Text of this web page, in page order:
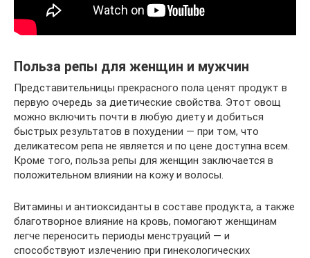
Польза репы для женщин и мужчин
Представительницы прекрасного пола ценят продукт в
первую очередь за диетические свойства. Этот овощ
можно включить почти в любую диету и добиться
быстрых результатов в похудении — при том, что
деликатесом репа не является и по цене доступна всем.
Кроме того, польза репы для женщин заключается в
положительном влиянии на кожу и волосы.
Витамины и антиоксиданты в составе продукта, а также
благотворное влияние на кровь, помогают женщинам
легче переносить периоды менструаций — и
способствуют излечению при гинекологических